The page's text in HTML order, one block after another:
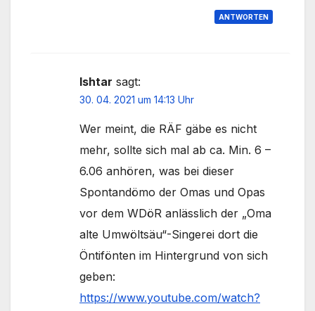
ANTWORTEN
Ishtar sagt:
30. 04. 2021 um 14:13 Uhr
Wer meint, die RÄF gäbe es nicht
mehr, sollte sich mal ab ca. Min. 6 –
6.06 anhören, was bei dieser
Spontandömo der Omas und Opas
vor dem WDöR anlässlich der „Oma
alte Umwöltsäu“-Singerei dort die
Öntifönten im Hintergrund von sich
geben:
https://www.youtube.com/watch?